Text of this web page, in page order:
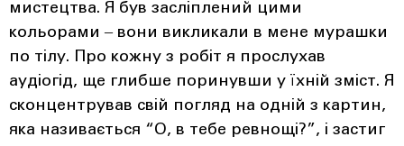
мистецтва. Я був засліплений цими
кольорами ‒ вони викликали в мене мурашки
по тілу. Про кожну з робіт я прослухав
аудіогід, ще глибше поринувши у їхній зміст. Я
сконцентрував свій погляд на одній з картин,
яка називається “О, в тебе ревнощі?”, і застиг